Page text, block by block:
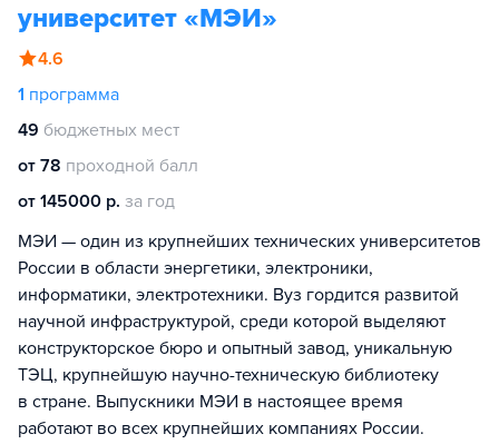
университет «МЭИ»
4.6
1 программа
49 бюджетных мест
от 78 проходной балл
от 145000 р. за год
МЭИ — один из крупнейших технических университетов
России в области энергетики, электроники,
информатики, электротехники. Вуз гордится развитой
научной инфраструктурой, среди которой выделяют
конструкторское бюро и опытный завод, уникальную
ТЭЦ, крупнейшую научно-техническую библиотеку
в стране. Выпускники МЭИ в настоящее время
работают во всех крупнейших компаниях России.